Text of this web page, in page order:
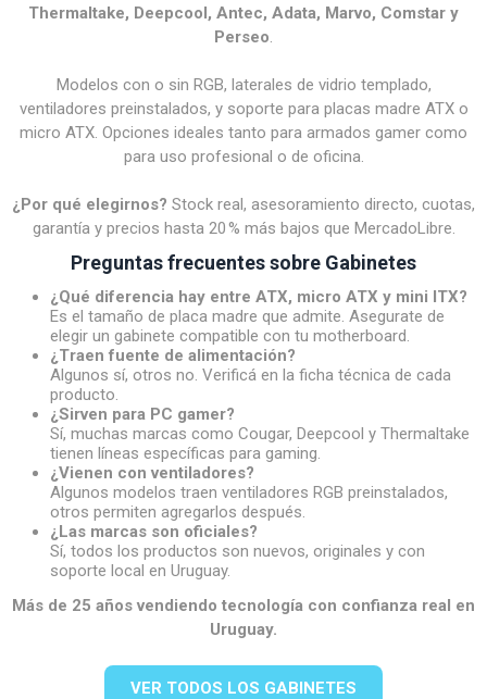
Thermaltake, Deepcool, Antec, Adata, Marvo, Comstar y
Perseo.
Modelos con o sin RGB, laterales de vidrio templado,
ventiladores preinstalados, y soporte para placas madre ATX o
micro ATX. Opciones ideales tanto para armados gamer como
para uso profesional o de oficina.
¿Por qué elegirnos? Stock real, asesoramiento directo, cuotas,
garantía y precios hasta 20 % más bajos que MercadoLibre.
Preguntas frecuentes sobre Gabinetes
¿Qué diferencia hay entre ATX, micro ATX y mini ITX?
Es el tamaño de placa madre que admite. Asegurate de
elegir un gabinete compatible con tu motherboard.
¿Traen fuente de alimentación?
Algunos sí, otros no. Verificá en la ficha técnica de cada
producto.
¿Sirven para PC gamer?
Sí, muchas marcas como Cougar, Deepcool y Thermaltake
tienen líneas específicas para gaming.
¿Vienen con ventiladores?
Algunos modelos traen ventiladores RGB preinstalados,
otros permiten agregarlos después.
¿Las marcas son oficiales?
Sí, todos los productos son nuevos, originales y con
soporte local en Uruguay.
Más de 25 años vendiendo tecnología con confianza real en
Uruguay.
VER TODOS LOS GABINETES